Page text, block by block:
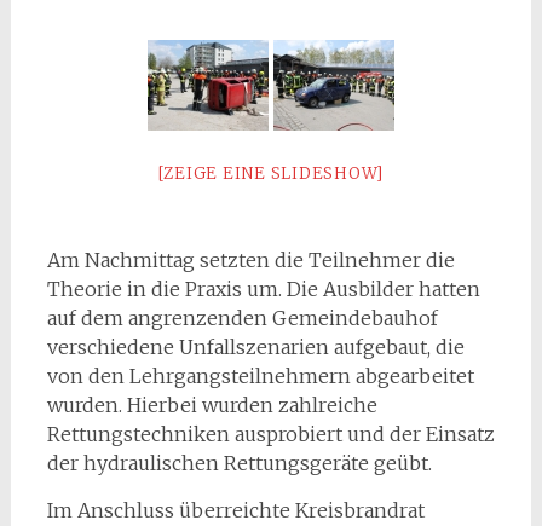
[ZEIGE EINE SLIDESHOW]
Am Nachmittag setzten die Teilnehmer die
Theorie in die Praxis um. Die Ausbilder hatten
auf dem angrenzenden Gemeindebauhof
verschiedene Unfallszenarien aufgebaut, die
von den Lehrgangsteilnehmern abgearbeitet
wurden. Hierbei wurden zahlreiche
Rettungstechniken ausprobiert und der Einsatz
der hydraulischen Rettungsgeräte geübt.
Im Anschluss überreichte Kreisbrandrat